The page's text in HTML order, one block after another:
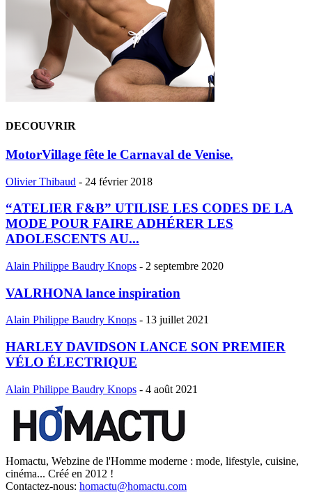
DECOUVRIR
MotorVillage fête le Carnaval de Venise.
Olivier Thibaud - 24 février 2018
“ATELIER F&B” UTILISE LES CODES DE LA
MODE POUR FAIRE ADHÉRER LES
ADOLESCENTS AU...
Alain Philippe Baudry Knops - 2 septembre 2020
VALRHONA lance inspiration
Alain Philippe Baudry Knops - 13 juillet 2021
HARLEY DAVIDSON LANCE SON PREMIER
VÉLO ÉLECTRIQUE
Alain Philippe Baudry Knops - 4 août 2021
Homactu, Webzine de l'Homme moderne : mode, lifestyle, cuisine,
cinéma... Créé en 2012 !
Contactez-nous: homactu@homactu.com